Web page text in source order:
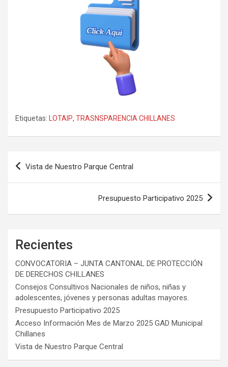
Etiquetas: LOTAIP, TRASNSPARENCIA CHILLANES
Navegación
Vista de Nuestro Parque Central
Presupuesto Participativo 2025
Recientes
CONVOCATORIA – JUNTA CANTONAL DE PROTECCIÓN
DE DERECHOS CHILLANES
Consejos Consultivos Nacionales de niños, niñas y
adolescentes, jóvenes y personas adultas mayores.
Presupuesto Participativo 2025
Acceso Información Mes de Marzo 2025 GAD Municipal
Chillanes
Vista de Nuestro Parque Central